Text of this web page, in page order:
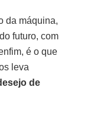
da máquina,
futuro, com
é o que
leva
de